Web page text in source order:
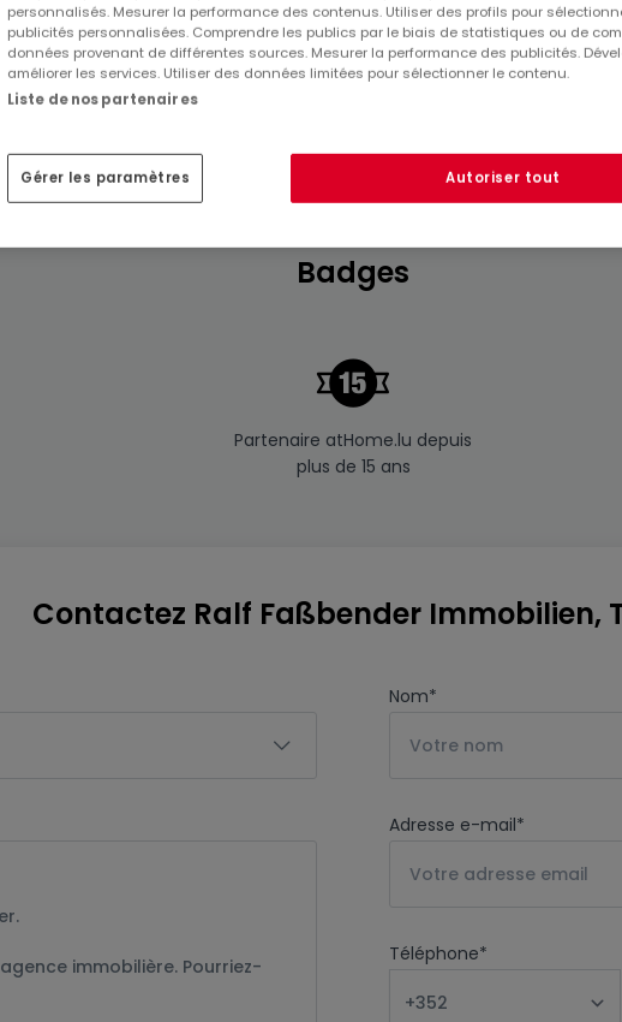
Badges
Partenaire atHome.lu depuis
plus de 15 ans
Contactez Ralf Faßbender Immobilien,
Nom*
Adresse e-mail*
Téléphone*
personnalisés. Mesurer la performance des contenus. Utiliser des profils pour
publicités personnalisées. Comprendre les publics par le biais de statistiques ou de
données provenant de différentes sources. Mesurer la performance des publicités.
améliorer les services. Utiliser des données limitées pour sélectionner le contenu.
Liste de nos partenaires
Gérer les paramètres Autoriser tout